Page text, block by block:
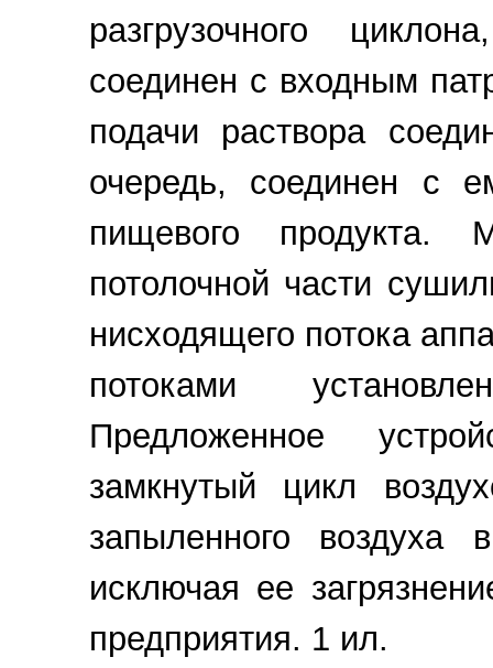
разгрузочного
соединен с входным
подачи раствора
очередь, соединен с
пищевого
потолочной части
нисходящего потока
потоками
Предложенное
замкнутый цикл
запыленного
исключая ее
предприятия. 1 ил.